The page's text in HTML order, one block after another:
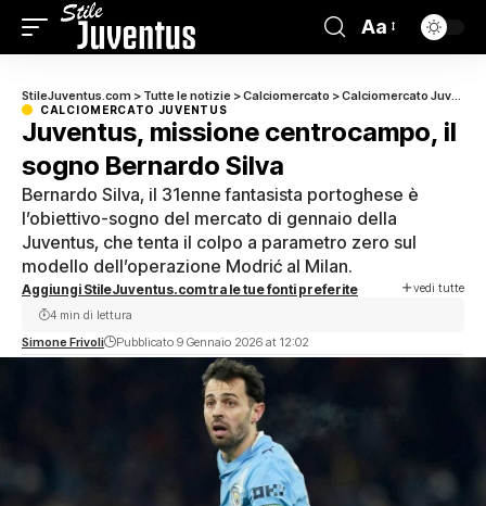
Aa
StileJuventus.com > Tutte le notizie >Calciomercato >Calciomercato Juventus
CALCIOMERCATO JUVENTUS
Juventus, missione centrocampo, il
sogno Bernardo Silva
Bernardo Silva, il 31enne fantasista portoghese è
l’obiettivo-sogno del mercato di gennaio della
Juventus, che tenta il colpo a parametro zero sul
modello dell’operazione Modrić al Milan.
Aggiungi StileJuventus.com tra le tue fonti preferite vedi tutte
Simone Frivoli Pubblicato 9 Gennaio 2026 at 12:02
4 min di lettura